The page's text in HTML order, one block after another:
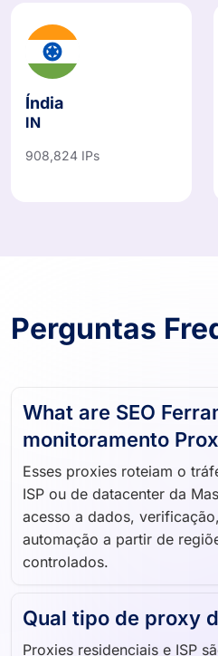
Índia
IN
908,824 IPs
Perguntas
What are SEO
monitoramento
Esses proxies roteiam o
ISP ou de datacenter da
acesso a dados,
automação a partir de
controlados.
Qual tipo de proxy
Proxies residenciais e ISP